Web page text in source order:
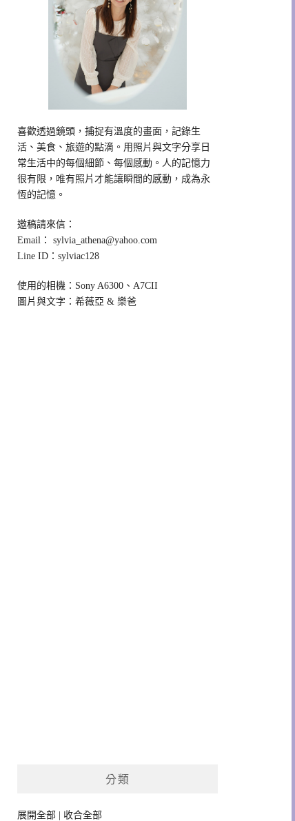
喜歡透過鏡頭，捕捉有溫度的畫面，記錄生
活、美食、旅遊的點滴。用照片與文字分享日
常生活中的每個細節、每個感動。人的記憶力
很有限，唯有照片才能讓瞬間的感動，成為永
恆的記憶。
邀稿請來信：
Email：
sylvia_athena@yahoo.com
Line ID：sylviac128
使用的相機：Sony A6300、A7CII
圖片與文字：希薇亞 & 樂爸
分類
展開全部
收合全部